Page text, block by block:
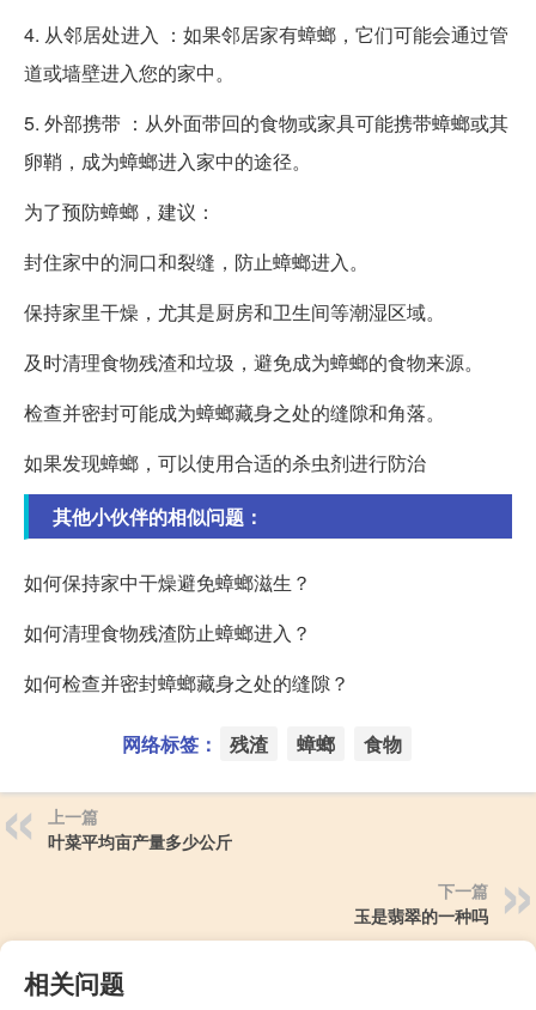
4. 从邻居处进入 ：如果邻居家有蟑螂，它们可能会通过管
道或墙壁进入您的家中。
5. 外部携带 ：从外面带回的食物或家具可能携带蟑螂或其
卵鞘，成为蟑螂进入家中的途径。
为了预防蟑螂，建议：
封住家中的洞口和裂缝，防止蟑螂进入。
保持家里干燥，尤其是厨房和卫生间等潮湿区域。
及时清理食物残渣和垃圾，避免成为蟑螂的食物来源。
检查并密封可能成为蟑螂藏身之处的缝隙和角落。
如果发现蟑螂，可以使用合适的杀虫剂进行防治
其他小伙伴的相似问题：
如何保持家中干燥避免蟑螂滋生？
如何清理食物残渣防止蟑螂进入？
如何检查并密封蟑螂藏身之处的缝隙？
网络标签： 残渣 蟑螂 食物
上一篇
叶菜平均亩产量多少公斤
下一篇
玉是翡翠的一种吗
相关问题